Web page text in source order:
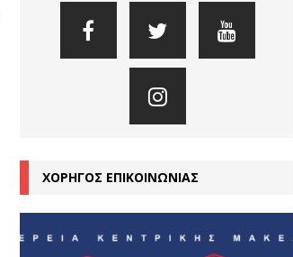
φωνή
ΚΡΙΤΙΚΕΣ
μοναξιάς”
ΣΥΝΕΝΤΕΥΞΕΙΣ
Μιλιβόγεβιτς ΚΡΙΤΙΚΕΣ
ΧΟΡΗΓΟΣ ΕΠΙΚΟΙΝΩΝΙΑΣ